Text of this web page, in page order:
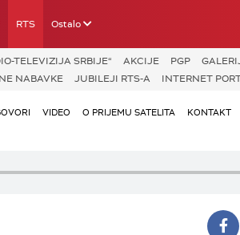
RTS Ostalo
TELEVIZIJA SRBIJE“ AKCIJE PGP
NABAVKE JUBILEJI RTS-A INTERNET
VIDEO O PRIJEMU SATELITA KONTAKT